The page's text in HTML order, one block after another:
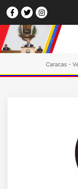
Caracas -